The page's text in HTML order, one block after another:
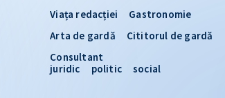
Viața redacției
Gastronomie
Arta de gardă
Cititorul de gardă
Consultant
juridic
politic social